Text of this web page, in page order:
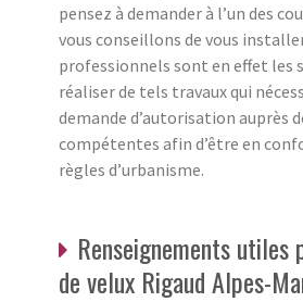
pensez à demander à l’un des
vous conseillons de vous
professionnels sont en effet les
réaliser de tels travaux qui
demande d’autorisation auprès
compétentes afin d’être en
règles d’urbanisme.
Renseignements utiles
de velux Rigaud Alpes-